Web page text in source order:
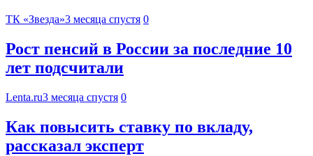
ТК «Звезда»3 месяца спустя 0
Рост пенсий в России за последние 10
лет подсчитали
Lenta.ru3 месяца спустя 0
Как повысить ставку по вкладу,
рассказал эксперт